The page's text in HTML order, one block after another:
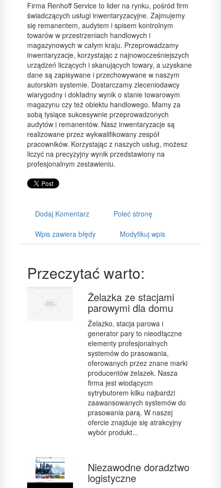
Firma Renhoff Service to lider na rynku, pośród firm
świadczących usługi inwentaryzacyjne. Zajmujemy
się remanentem, audytem i spisem kontrolnym
towarów w przestrzeniach handlowych i
magazynowych w całym kraju. Przeprowadzamy
inwentaryzacje, korzystając z najnowocześniejszych
urządzeń liczących i skanujących towary, a uzyskane
dane są zapisywane i przechowywane w naszym
autorskim systemie. Dostarczamy zleceniodawcy
wiarygodny i dokładny wynik o stanie towarowym
magazynu czy też obiektu handlowego. Mamy za
sobą tysiące sukcesywnie przeprowadzonych
audytów i remanentów. Nasz inwentaryzacje są
realizowane przez wykwalifikowany zespół
pracowników. Korzystając z naszych usług, możesz
liczyć na precyzyjny wynik przedstawiony na
profesjonalnym zestawieniu.
Dodaj Komentarz Poleć stronę
Wpis zawiera błędy Modyfikuj wpis
Przeczytać warto:
Żelazka ze stacjami
parowymi dla domu
Żelazko, stacja parowa i
generator pary to nieodłączne
elementy profesjonalnych
systemów do prasowania,
oferowanych przez znane marki
producentów żelazek. Nasza
firma jest wiodącycm
sytrybutorem kilku najbardzi
zaawansowanych systemów do
prasowania parą. W naszej
ofercie znajduje się atrakcyjny
wybór produkt...
Niezawodne doradztwo
logistyczne